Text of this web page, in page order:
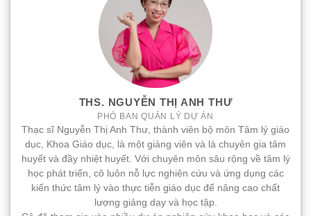
THS. NGUYỄN THỊ ANH THƯ
PHÓ BAN QUẢN LÝ DỰ ÁN
Thạc sĩ Nguyễn Thị Anh Thư, thành viên bộ môn Tâm lý giáo
dục, Khoa Giáo dục, là một giảng viên và là chuyên gia tâm
huyết và đầy nhiệt huyết. Với chuyên môn sâu rộng về tâm lý
học phát triển, cô luôn nỗ lực nghiên cứu và ứng dụng các
kiến thức tâm lý vào thực tiễn giáo dục để nâng cao chất
lượng giảng dạy và học tập.